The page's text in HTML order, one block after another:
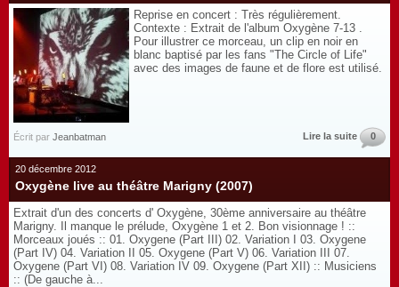
Reprise en concert : Très régulièrement.
Contexte : Extrait de l'album Oxygène 7-13 .
Pour illustrer ce morceau, un clip en noir en
blanc baptisé par les fans "The Circle of Life"
avec des images de faune et de flore est utilisé.
Écrit par Jeanbatman Lire la suite 0
20 décembre 2012
Oxygène live au théâtre Marigny (2007)
Extrait d'un des concerts d' Oxygène, 30ème anniversaire au théâtre
Marigny. Il manque le prélude, Oxygène 1 et 2. Bon visionnage ! ::
Morceaux joués :: 01. Oxygene (Part III) 02. Variation I 03. Oxygene
(Part IV) 04. Variation II 05. Oxygene (Part V) 06. Variation III 07.
Oxygene (Part VI) 08. Variation IV 09. Oxygene (Part XII) :: Musiciens
:: (De gauche à...